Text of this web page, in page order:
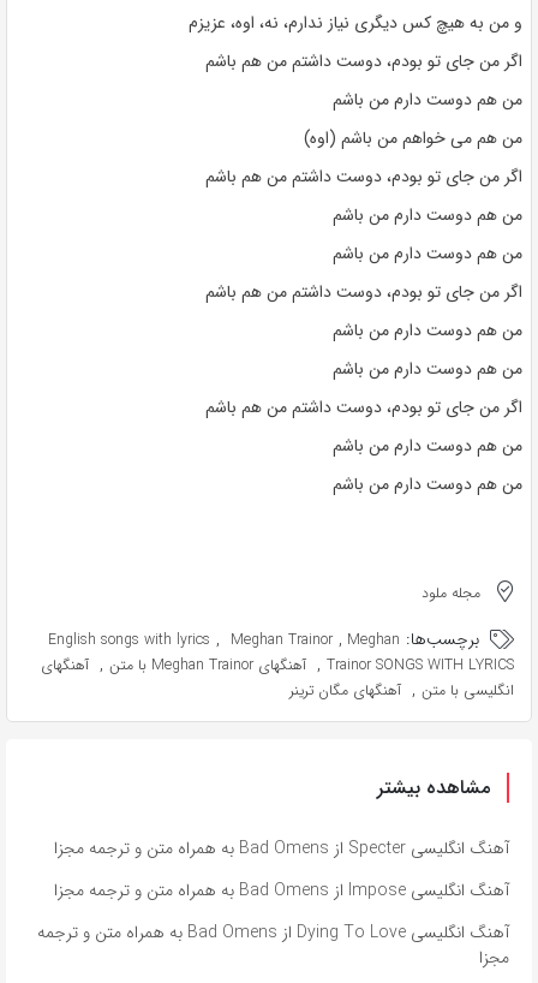
و من به هیچ کس دیگری نیاز ندارم، نه، اوه، عزیزم
اگر من جای تو بودم، دوست داشتم من هم باشم
من هم دوست دارم من باشم
من هم می خواهم من باشم (اوه)
اگر من جای تو بودم، دوست داشتم من هم باشم
من هم دوست دارم من باشم
من هم دوست دارم من باشم
اگر من جای تو بودم، دوست داشتم من هم باشم
من هم دوست دارم من باشم
من هم دوست دارم من باشم
اگر من جای تو بودم، دوست داشتم من هم باشم
من هم دوست دارم من باشم
من هم دوست دارم من باشم
مجله ملود
برچسب‌ها: English songs with lyrics , Meghan Trainor , Meghan
Trainor SONGS WITH LYRICS
, آهنگهای Meghan Trainor با متن , آهنگهای
انگلیسی با متن , آهنگهای مگان ترینر
مشاهده بیشتر
آهنگ انگلیسی Specter از Bad Omens به همراه متن و ترجمه مجزا
آهنگ انگلیسی Impose از Bad Omens به همراه متن و ترجمه مجزا
آهنگ انگلیسی Dying To Love از Bad Omens به همراه متن و ترجمه
مجزا